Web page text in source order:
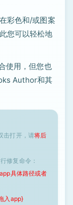
彩色和/或图案
您可以轻松地
使用，但您也
Author和其
击打开，请将后
修复命令：
具体路径或者
入app}